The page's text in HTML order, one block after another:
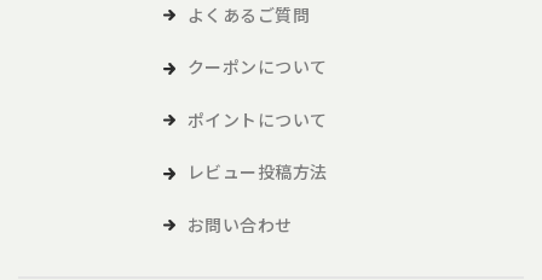
よくあるご質問
クーポンについて
ポイントについて
レビュー投稿方法
お問い合わせ